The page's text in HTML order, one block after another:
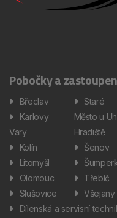
Pobočky a
Břeclav
Karlovy
Vary
Kolín
Litomyšl
Olomouc
Slušovice
Staré
Město u
Hradiště
Šenov
Třebíč
Všejany
Dílenská a servisní